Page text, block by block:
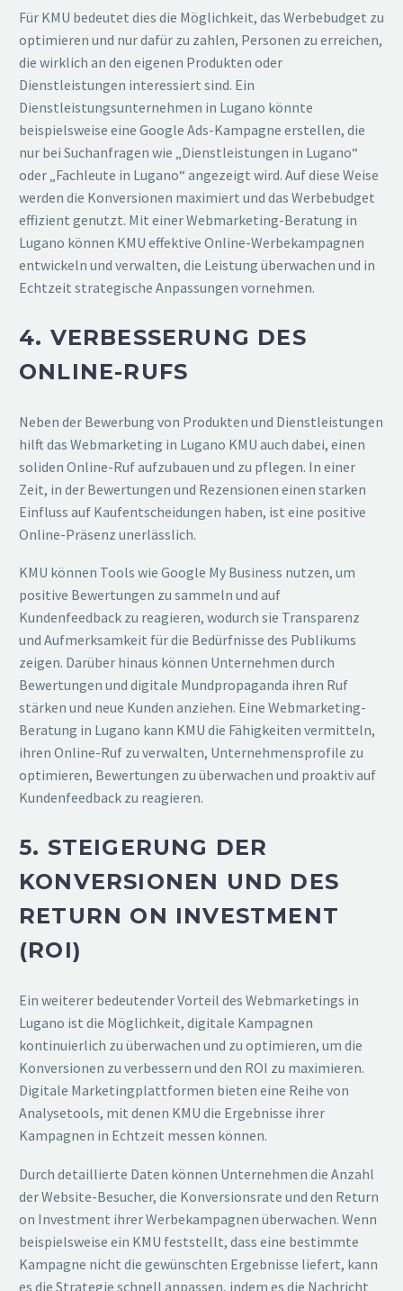
Für KMU bedeutet dies die Möglichkeit, das Werbebudget zu
optimieren und nur dafür zu zahlen, Personen zu erreichen,
die wirklich an den eigenen Produkten oder
Dienstleistungen interessiert sind. Ein
Dienstleistungsunternehmen in Lugano könnte
beispielsweise eine Google Ads-Kampagne erstellen, die
nur bei Suchanfragen wie „Dienstleistungen in Lugano“
oder „Fachleute in Lugano“ angezeigt wird. Auf diese Weise
werden die Konversionen maximiert und das Werbebudget
effizient genutzt. Mit einer Webmarketing-Beratung in
Lugano können KMU effektive Online-Werbekampagnen
entwickeln und verwalten, die Leistung überwachen und in
Echtzeit strategische Anpassungen vornehmen.
4. VERBESSERUNG DES
ONLINE-RUFS
Neben der Bewerbung von Produkten und Dienstleistungen
hilft das Webmarketing in Lugano KMU auch dabei, einen
soliden Online-Ruf aufzubauen und zu pflegen. In einer
Zeit, in der Bewertungen und Rezensionen einen starken
Einfluss auf Kaufentscheidungen haben, ist eine positive
Online-Präsenz unerlässlich.
KMU können Tools wie Google My Business nutzen, um
positive Bewertungen zu sammeln und auf
Kundenfeedback zu reagieren, wodurch sie Transparenz
und Aufmerksamkeit für die Bedürfnisse des Publikums
zeigen. Darüber hinaus können Unternehmen durch
Bewertungen und digitale Mundpropaganda ihren Ruf
stärken und neue Kunden anziehen. Eine Webmarketing-
Beratung in Lugano kann KMU die Fähigkeiten vermitteln,
ihren Online-Ruf zu verwalten, Unternehmensprofile zu
optimieren, Bewertungen zu überwachen und proaktiv auf
Kundenfeedback zu reagieren.
5. STEIGERUNG DER
KONVERSIONEN UND DES
RETURN ON INVESTMENT
(ROI)
Ein weiterer bedeutender Vorteil des Webmarketings in
Lugano ist die Möglichkeit, digitale Kampagnen
kontinuierlich zu überwachen und zu optimieren, um die
Konversionen zu verbessern und den ROI zu maximieren.
Digitale Marketingplattformen bieten eine Reihe von
Analysetools, mit denen KMU die Ergebnisse ihrer
Kampagnen in Echtzeit messen können.
Durch detaillierte Daten können Unternehmen die Anzahl
der Website-Besucher, die Konversionsrate und den Return
on Investment ihrer Werbekampagnen überwachen. Wenn
beispielsweise ein KMU feststellt, dass eine bestimmte
Kampagne nicht die gewünschten Ergebnisse liefert, kann
es die Strategie schnell anpassen, indem es die Nachricht